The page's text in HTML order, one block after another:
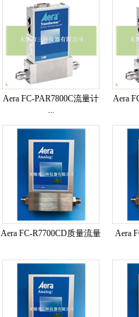
Aera FC-PAR7800C流量计
...
Aera
Aera FC-R7700CD质量流量 Aera